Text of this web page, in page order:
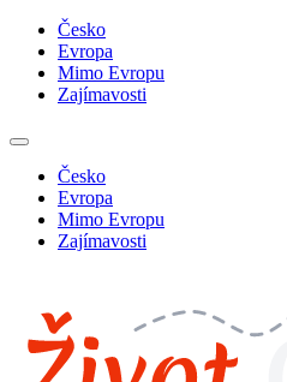
Česko
Evropa
Mimo Evropu
Zajímavosti
Česko
Evropa
Mimo Evropu
Zajímavosti